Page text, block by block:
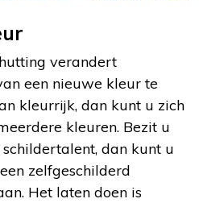
verandert
een nieuwe kleur te
kleurrijk, dan kunt u zich
kleuren. Bezit u
dan kunt u
zelfgeschilderd
Het laten doen is